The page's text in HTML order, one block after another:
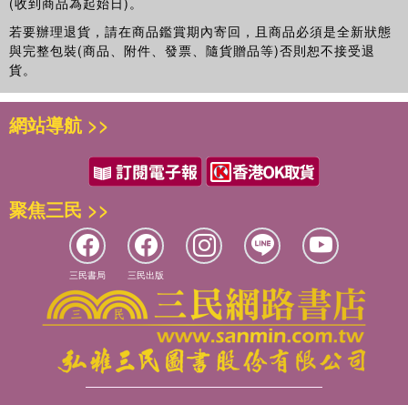
若要辦理退貨，請在商品鑑賞期內寄回，且商品必須是全新狀態
與完整包裝(商品、附件、發票、隨貨贈品等)否則恕不接受退
貨。
網站導航 >>
聚焦三民 >>
三民書局 三民出版